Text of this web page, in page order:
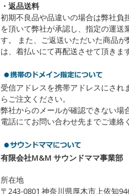
・返品送料
初期不良品や品違いの場合は弊社負
を頂いて弊社が承認し、指定の運送
す。 また、ご返送いただいた商品
は、着払いにて再配送させて頂きます
受信アドレスを携帯アドレスにされ
らご注文ください。
弊社からのメールが確認できない場
電話にてお問い合わせ先までご連絡
有限会社M&M サウンドママ事業部
所在地
〒243-0801 神奈川県厚木市上依知